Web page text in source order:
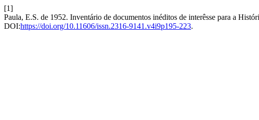
[1]
Paula, E.S. de 1952. Inventário de documentos inéditos de interêsse para a
DOI:https://doi.org/10.11606/issn.2316-9141.v4i9p195-223.